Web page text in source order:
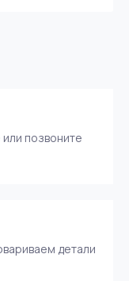
или позвоните
детали